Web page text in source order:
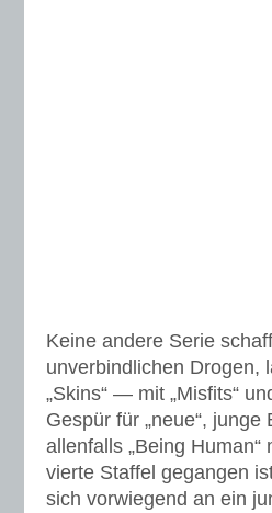
Keine andere Serie
unverbindlichen Drogen,
„Skins“ — mit „Misfits“
Gespür für „neue“,
allenfalls „Being
vierte Staffel gegangen
sich vorwiegend an ein